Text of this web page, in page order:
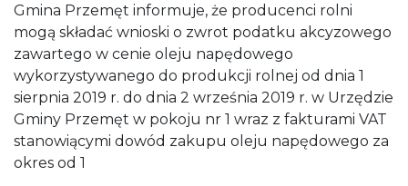
Gmina Przemęt informuje, że producenci rolni
mogą składać wnioski o zwrot podatku akcyzowego
zawartego w cenie oleju napędowego
wykorzystywanego do produkcji rolnej od dnia 1
sierpnia 2019 r. do dnia 2 września 2019 r. w Urzędzie
Gminy Przemęt w pokoju nr 1 wraz z fakturami VAT
stanowiącymi dowód zakupu oleju napędowego za
okres od 1